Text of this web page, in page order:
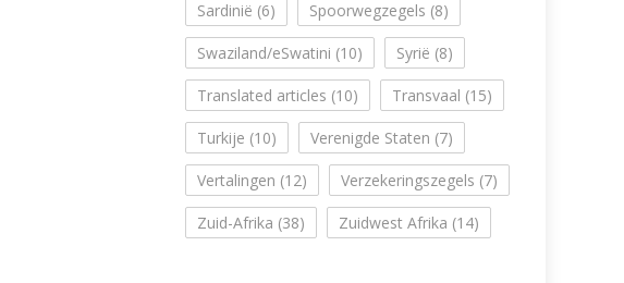
Sardinië (6) Spoorwegzegels (8)
Swaziland/eSwatini (10) Syrië (8)
Translated articles (10) Transvaal (15)
Turkije (10) Verenigde Staten (7)
Vertalingen (12) Verzekeringszegels (7)
Zuid-Afrika (38) Zuidwest Afrika (14)